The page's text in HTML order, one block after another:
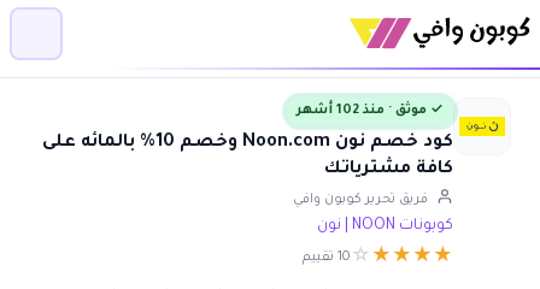
✓ موثق · منذ 102 أشهر
كود خصم نون Noon.com وخصم 10% بالمائه على
كافة مشترياتك
فريق تحرير كوبون وافي
كوبونات NOON | نون
★
★
★
★
☆ 10 تقييم